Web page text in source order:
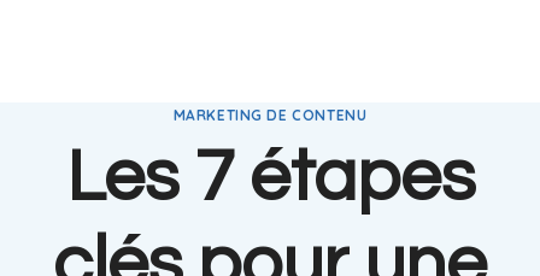
MARKETING DE CONTENU
Les 7 étapes